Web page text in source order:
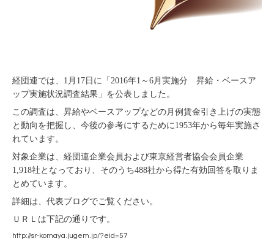
経団連では、1月17日に「2016年1～6月実施分 昇給・ベースア
ップ実施状況調査結果」を公表しました。
この調査は、昇給やベースアップなどの月例賃金引き上げの実態
と動向を把握し、今後の参考にするために1953年から毎年実施さ
れています。
対象企業は、経団連企業会員および東京経営者協会会員企業
1,918社となっており、そのうち488社から得た有効回答を取りま
とめています。
詳細は、代表ブログでご覧ください。
ＵＲＬは下記の通りです。
http://sr-komaya.jugem.jp/?eid=57